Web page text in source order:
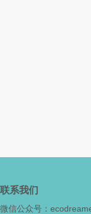
联系我们
微信公众号：